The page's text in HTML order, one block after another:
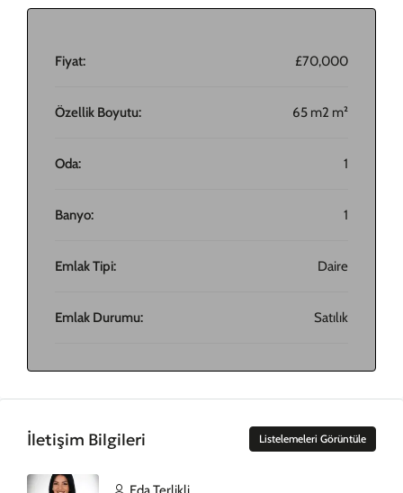
Fiyat: £70,000
Özellik Boyutu: 65 m2 m²
Oda: 1
Banyo: 1
Emlak Tipi: Daire
Emlak Durumu: Satılık
İletişim Bilgileri Listelemeleri Görüntüle